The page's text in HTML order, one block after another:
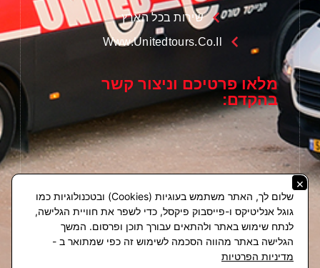
שירות בכל הארץ
Www.unitedtours.co.il
מלאו פרטיכם וניצור קשר
בהקדם:
×
שלום לך, האתר משתמש בעוגיות (Cookies) ובטכנולוגיות כמו
גוגל אנליטיקס ו-פייסבוק פיקסל, כדי לשפר את חוויית הגלישה,
לנתח שימוש באתר ולהתאים עבורך תוכן ופרסום. המשך
הגלישה באתר מהווה הסכמה לשימוש זה כפי שמתואר ב -
מדיניות הפרטיותחייגו אלינו